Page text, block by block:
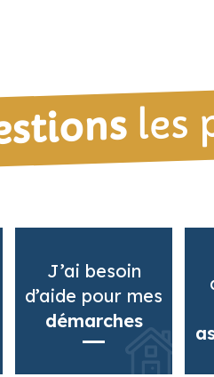
les
J’ai besoin
d’aide pour mes
démarches